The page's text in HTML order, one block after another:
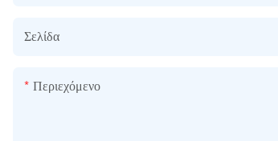
Σελίδα
Περιεχόμενο